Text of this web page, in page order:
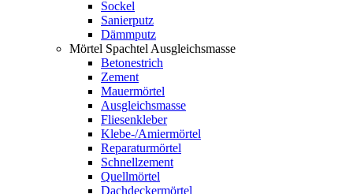
Sockel
Sanierputz
Dämmputz
Mörtel Spachtel Ausgleichsmasse
Betonestrich
Zement
Mauermörtel
Ausgleichsmasse
Fliesenkleber
Klebe-/Amiermörtel
Reparaturmörtel
Schnellzement
Quellmörtel
Dachdeckermörtel